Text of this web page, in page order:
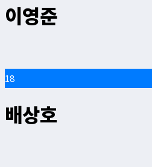
이영준
18
배상호